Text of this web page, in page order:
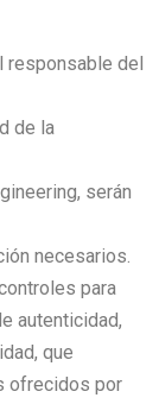
responsable del
de la
serán
necesarios.
para
autenticidad,
que
ofrecidos por